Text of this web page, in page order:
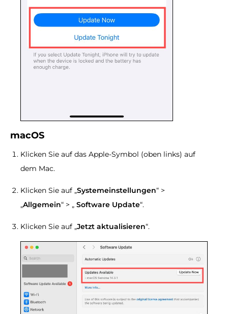
macOS
Klicken Sie auf das Apple-Symbol (oben links) auf
dem Mac.
Klicken Sie auf „Systemeinstellungen“ >
„Allgemein“ > „ Software Update“.
Klicken Sie auf „Jetzt aktualisieren“.